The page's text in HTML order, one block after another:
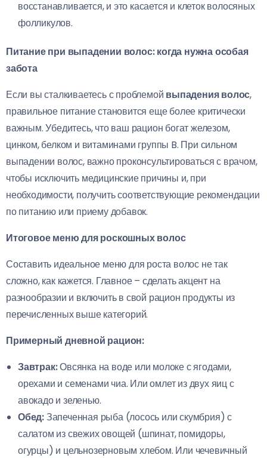
восстанавливается, и это касается и клеток волосяных
фолликулов.
Питание при выпадении волос: когда нужна особая
забота
Если вы сталкиваетесь с проблемой выпадения волос,
правильное питание становится еще более критически
важным. Убедитесь, что ваш рацион богат железом,
цинком, белком и витаминами группы B. При сильном
выпадении волос, важно проконсультироваться с врачом,
чтобы исключить медицинские причины и, при
необходимости, получить соответствующие рекомендации
по питанию или приему добавок.
Итоговое меню для роскошных волос
Составить идеальное меню для роста волос не так
сложно, как кажется. Главное – сделать акцент на
разнообразии и включить в свой рацион продукты из
перечисленных выше категорий.
Примерный дневной рацион:
Завтрак:Овсянка на воде или молоке с ягодами,
орехами и семенами чиа. Или омлет из двух яиц с
авокадо и зеленью.
Обед:Запеченная рыба (лосось или скумбрия) с
салатом из свежих овощей (шпинат, помидоры,
огурцы) и цельнозерновым хлебом. Или чечевичный